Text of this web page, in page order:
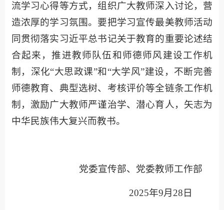
流学习心得等方式，组织广大教师深入讨论，营
造浓厚的学习氛围。要把学习宣传最美教师活动
同贯彻落实习近平总书记关于教育的重要论述结
合起来，推进教师队伍和师德师风建设工作机
制，深化“大思政课”和“大学风”建设，不断完善
师德教育、典型选树、考核评价等全链条工作机
制，激励广大教师严谨治学、潜心育人，矢志为
中华民族伟大复兴而教书。
党委宣传部、党委教师工作部
2025年9月28日